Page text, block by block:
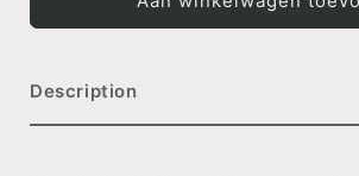
SET
SET
Description